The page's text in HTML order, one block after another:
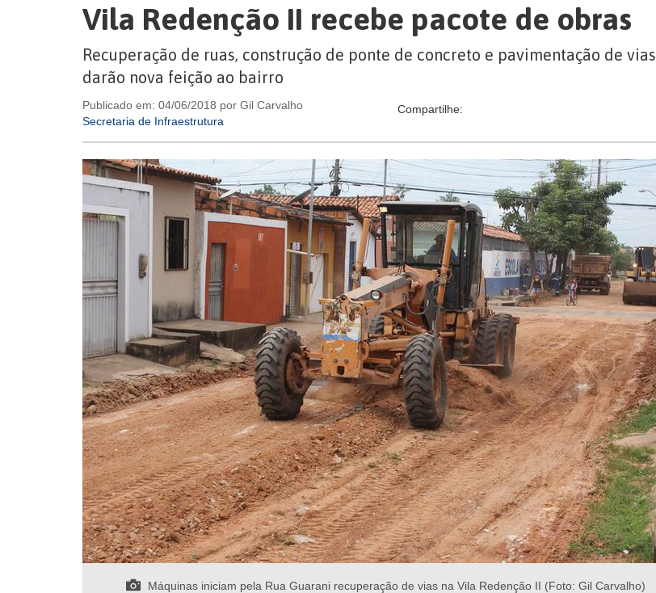
Vila Redenção II recebe pacote de obras
Recuperação de ruas, construção de ponte de concreto e pavimentação de vias
darão nova feição ao bairro
Publicado em: 04/06/2018 por Gil Carvalho
Secretaria de Infraestrutura
Compartilhe:
Máquinas iniciam pela Rua Guarani recuperação de vias na Vila Redenção II (Foto: Gil Carvalho)